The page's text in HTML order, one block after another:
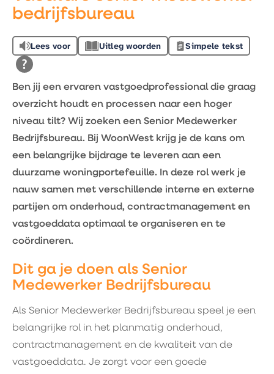
bedrijfsbureau
Lees voor Uitleg woorden Simpele tekst
Ben jij een ervaren vastgoedprofessional die graag
overzicht houdt en processen naar een hoger
niveau tilt? Wij zoeken een Senior Medewerker
Bedrijfsbureau. Bij WoonWest krijg je de kans om
een belangrijke bijdrage te leveren aan een
duurzame woningportefeuille. In deze rol werk je
nauw samen met verschillende interne en externe
partijen om onderhoud, contractmanagement en
vastgoeddata optimaal te organiseren en te
coördineren.
Dit ga je doen als Senior
Medewerker Bedrijfsbureau
Als Senior Medewerker Bedrijfsbureau speel je een
belangrijke rol in het planmatig onderhoud,
contractmanagement en de kwaliteit van de
vastgoeddata. Je zorgt voor een goede